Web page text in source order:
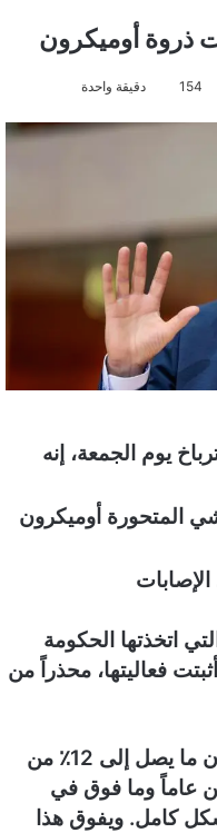
ذروة أوميكرون
154 دقيقة واحدة
يوم الجمعة، إنه
المتحورة أوميكرون
اتخذتها الحكومة
فعاليتها، محذراً من
ولفت عالم الأوبئة لوترباخ إلى أن ما يصل إلى 12٪ من
عاماً وما فوق في
كامل. ويفوق هذا